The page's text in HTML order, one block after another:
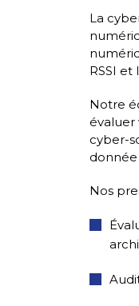
La
RSSI et
Notre
évaluer
cyber-
Nos